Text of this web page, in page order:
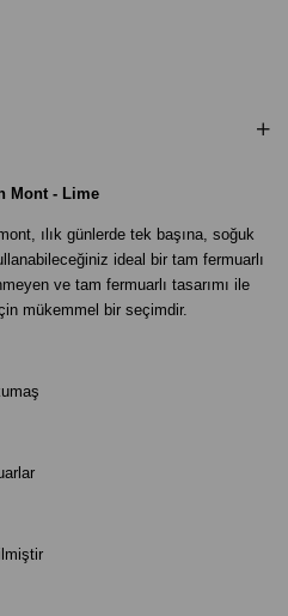
Mont - Lime
ılık günlerde tek başına, soğuk
ideal bir tam fermuarlı
ve tam fermuarlı tasarımı ile
mükemmel bir seçimdir.